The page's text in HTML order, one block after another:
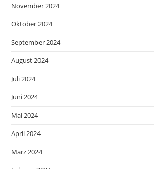
November 2024
Oktober 2024
September 2024
August 2024
Juli 2024
Juni 2024
Mai 2024
April 2024
März 2024